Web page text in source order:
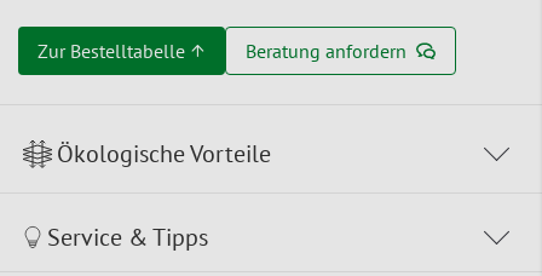
Zur Bestelltabelle ↑ Beratung anfordern
Ökologische Vorteile
Service & Tipps